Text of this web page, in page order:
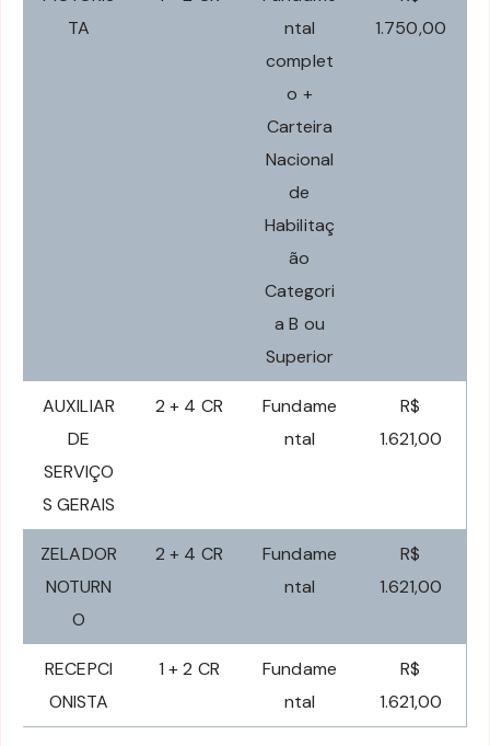
TA
ntal
complet
o +
Carteira
Nacional
de
Habilitaç
ão
Categori
a B ou
Superior
1.750,00
AUXILIAR
DE
SERVIÇO
S GERAIS
2 + 4 CR
Fundame
ntal
R$
1.621,00
ZELADOR
NOTURN
O
2 + 4 CR
Fundame
ntal
R$
1.621,00
RECEPCI
ONISTA
1 + 2 CR
Fundame
ntal
R$
1.621,00